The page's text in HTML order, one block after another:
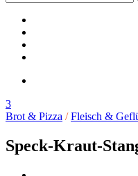
3
Brot & Pizza /Fleisch &
Speck-Kraut-